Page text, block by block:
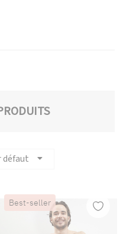
défaut
Best-seller